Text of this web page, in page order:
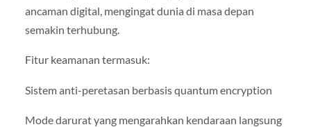
ancaman digital, mengingat dunia di masa depan
semakin terhubung.
Fitur keamanan termasuk:
Sistem anti-peretasan berbasis quantum encryption
Mode darurat yang mengarahkan kendaraan langsung